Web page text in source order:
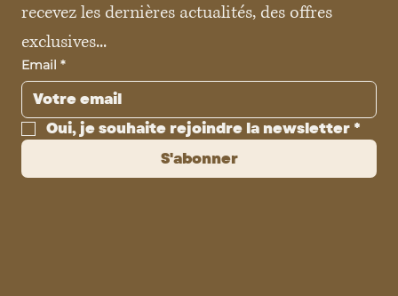
recevez les dernières actualités, des offres
exclusives...
Email *
Oui, je souhaite rejoindre la newsletter *
S'abonner